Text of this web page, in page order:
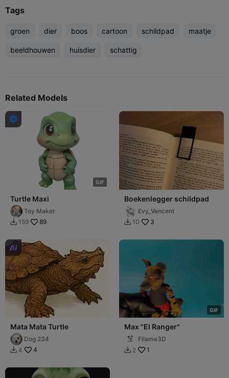
Tags
groen dier boos cartoon schildpad maatje
beeldhouwen huisdier schattig
Related Models
GIF

Turtle Maxi
Toy Maker
 159 89
Boekenlegger schildpad
Evy_Vencent
 10 3

Mata Mata Turtle
Dog 234
 4 4
GIF
Max "El Ranger"
Filame3D
 2 1